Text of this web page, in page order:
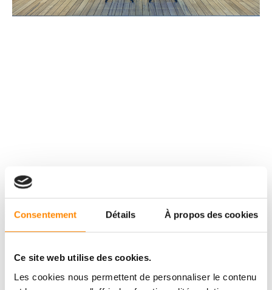
Consentement Détails À propos des cookies
Ce site web utilise des cookies.
Les cookies nous permettent de personnaliser le contenu